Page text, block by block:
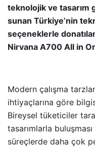
teknolojik ve tasarım
sunan Türkiye’nin
seçeneklerle
Nirvana A700 All in
Modern çalışma
ihtiyaçlarına göre
Bireysel tüketiciler
tasarımlarla
süreçlerde daha çok